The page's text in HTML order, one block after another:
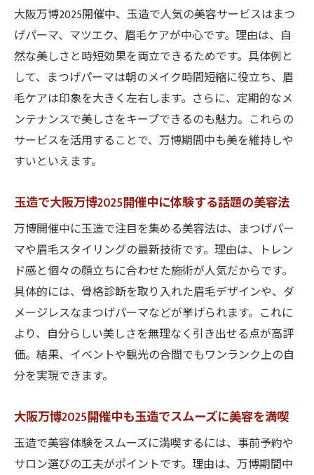
大阪万博2025開催中、玉造で人気の美容サービスはまつ
げパーマ、マツエク、眉毛ケアが中心です。理由は、自
然な美しさと時短効果を両立できるためです。具体例と
して、まつげパーマは朝のメイク時間短縮に役立ち、眉
毛ケアは印象を大きく左右します。さらに、定期的なメ
ンテナンスで美しさをキープできるのも魅力。これらの
サービスを活用することで、万博期間中も美を維持しや
すいといえます。
玉造で大阪万博2025開催中に体験する話題の美容法
万博開催中に玉造で注目を集める美容法は、まつげパー
マや眉毛スタイリングの最新技術です。理由は、トレン
ド感と個々の顔立ちに合わせた施術が人気だからです。
具体的には、骨格診断を取り入れた眉毛デザインや、ダ
メージレスなまつげパーマなどが挙げられます。これに
より、自分らしい美しさを無理なく引き出せる点が高評
価。結果、イベントや観光の合間でもワンランク上の自
分を実現できます。
大阪万博2025開催中も玉造でスムーズに美容を満喫
玉造で美容体験をスムーズに満喫するには、事前予約や
サロン選びの工夫がポイントです。理由は、万博期間中